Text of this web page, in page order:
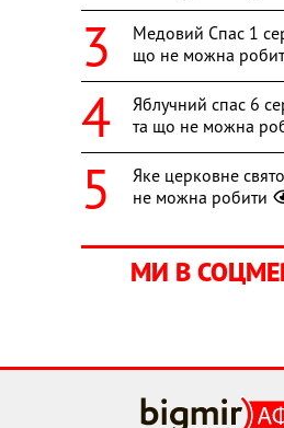
Медовий Спас 1
що не можна
Яблучний спас 6
та що не можна
Яке церковне
не можна робити
МИ В